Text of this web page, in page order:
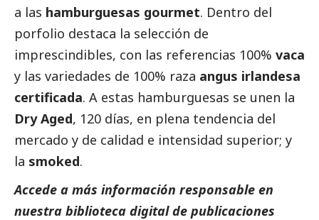
a las hamburguesas gourmet. Dentro del
porfolio destaca la selección de
imprescindibles, con las referencias 100% vaca
y las variedades de 100% raza angus irlandesa
certificada. A estas hamburguesas se unen la
Dry Aged, 120 días, en plena tendencia del
mercado y de calidad e intensidad superior; y
la smoked.
Accede a más información responsable en
nuestra biblioteca digital de publicaciones